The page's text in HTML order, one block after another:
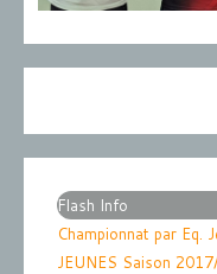
Flash Info
Championnat par Eq.
JEUNES Saison